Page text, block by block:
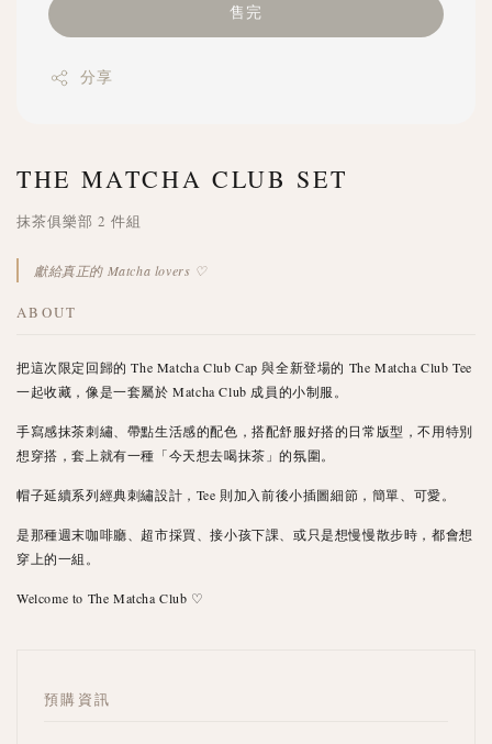
售完
分享
THE MATCHA CLUB SET
抹茶俱樂部 2 件組
獻給真正的 Matcha lovers ♡
ABOUT
把這次限定回歸的 The Matcha Club Cap 與全新登場的 The Matcha Club Tee
一起收藏，像是一套屬於 Matcha Club 成員的小制服。
手寫感抹茶刺繡、帶點生活感的配色，搭配舒服好搭的日常版型，不用特別
想穿搭，套上就有一種「今天想去喝抹茶」的氛圍。
帽子延續系列經典刺繡設計，Tee 則加入前後小插圖細節，簡單、可愛。
是那種週末咖啡廳、超市採買、接小孩下課、或只是想慢慢散步時，都會想
穿上的一組。
Welcome to The Matcha Club ♡
預購資訊